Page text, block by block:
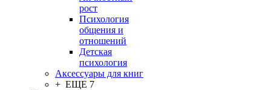
рост
Психология
общения и
отношений
Детская
психология
Аксессуары для книг
+ ЕЩЕ 7